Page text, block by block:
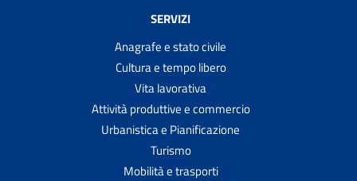
SERVIZI
Anagrafe e stato civile
Cultura e tempo libero
Vita lavorativa
Attività produttive e commercio
Urbanistica e Pianificazione
Turismo
Mobilità e trasporti